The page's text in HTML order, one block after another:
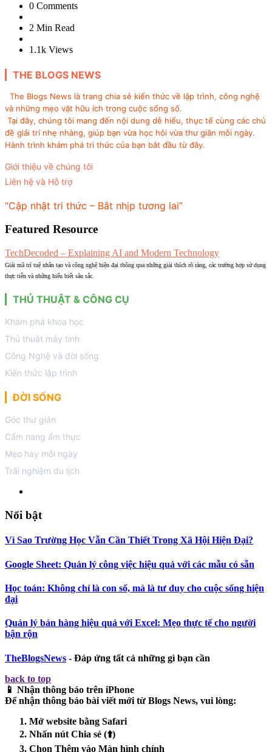
0 Comments
2 Min Read
1.1k Views
THE BLOGS NEWS
The Blogs News là trang chia sẻ kiến thức về lập trình, công nghệ
và những mẹo vặt hữu ích trong cuộc sống số.
Tại đây, chúng tôi mang đến nội dung dễ hiểu, thực tế cùng các chủ
đề giải trí nhẹ nhàng, giúp bạn vừa học hỏi vừa thư giãn mỗi ngày.
Hành trình khám phá tri thức của bạn bắt đầu từ đây.
Giới thiệu về chúng tôi
Liên hệ và Hỗ trợ
“Cập nhật tri thức – Bắt nhịp tương lai”
Featured Resource
TechDecoded – Explaining AI and Modern Technology
Giải mã trí tuệ nhân tạo và công nghệ hiện đại thông qua những giải thích rõ ràng, các trường hợp sử dụng
thực tiễn và những hiểu biết sâu sắc.
THỦ THUẬT & CÔNG CỤ
Khám phá khoa học
Thủ thuật máy tính
Công Nghệ và đời sống
Kiến thức lập trình
ĐỜI SỐNG
Góc thư giản
Cẩm nang ẩm thực
Mẹo hay mỗi ngày
Trãi nghiệm du lịch
Nổi bật
Vì Sao Trường Học Vẫn Cần Thiết Trong Xã Hội Hiện Đại?
Google Sheet: Quản lý công việc hiệu quả với các mẫu có sẵn
Học toán: Không chỉ là con số, mà là tư duy cho cuộc sống hiện
đại
Quản lý bán hàng hiệu quả với Excel: Mẹo thực tế cho người
bận rộn
TheBlogsNews - Đáp ứng tất cả những gì bạn cần
back to top
📱 Nhận thông báo trên iPhone
Để nhận thông báo bài viết mới từ Blogs News, vui lòng:
Mở website bằng Safari
Nhấn nút Chia sẻ (⬆️)
Chọn Thêm vào Màn hình chính